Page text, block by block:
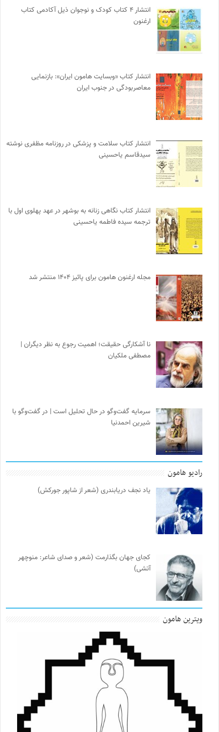
انتشار ۴ کتاب کودک و نوجوان ذیل آکادمی کتاب
ارغنون
انتشار کتاب «وبسایت هامون ایران»: بازنمایی
معاصربودگی در جنوب ایران
انتشار کتاب سلامت و پزشکی در روزنامه مظفری نوشته
سیدقاسم یاحسینی
انتشار کتاب نگاهی زنانه به بوشهر در عهد پهلوی اول با
ترجمه سیده فاطمه یاحسینی
مجله ارغنون هامون برای پائیز ۱۴۰۴ منتشر شد
نا آشکارگی حقیقت؛ اهمیت رجوع به نظر دیگران |
مصطفی ملکیان
سرمایه گفت‌وگو در حال تحلیل است | در گفت‌وگو با
شیرین احمدنیا
رادیو هامون
یاد نجف دریابندری (شعر از شاپور جورکش)
کجای جهان بگذارمت (شعر و صدای شاعر: منوچهر
آتشی)
ویترین هامون